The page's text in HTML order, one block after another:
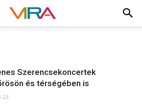
Szerencsekoncertek
és térségében is
23